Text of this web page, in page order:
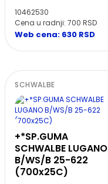
10462530
Cena u radnji: 700 RSD
Web cena: 630 RSD
SCHWALBE
+*SP.GUMA
SCHWALBE LUGANO
B/WS/B 25-622
(700x25C)